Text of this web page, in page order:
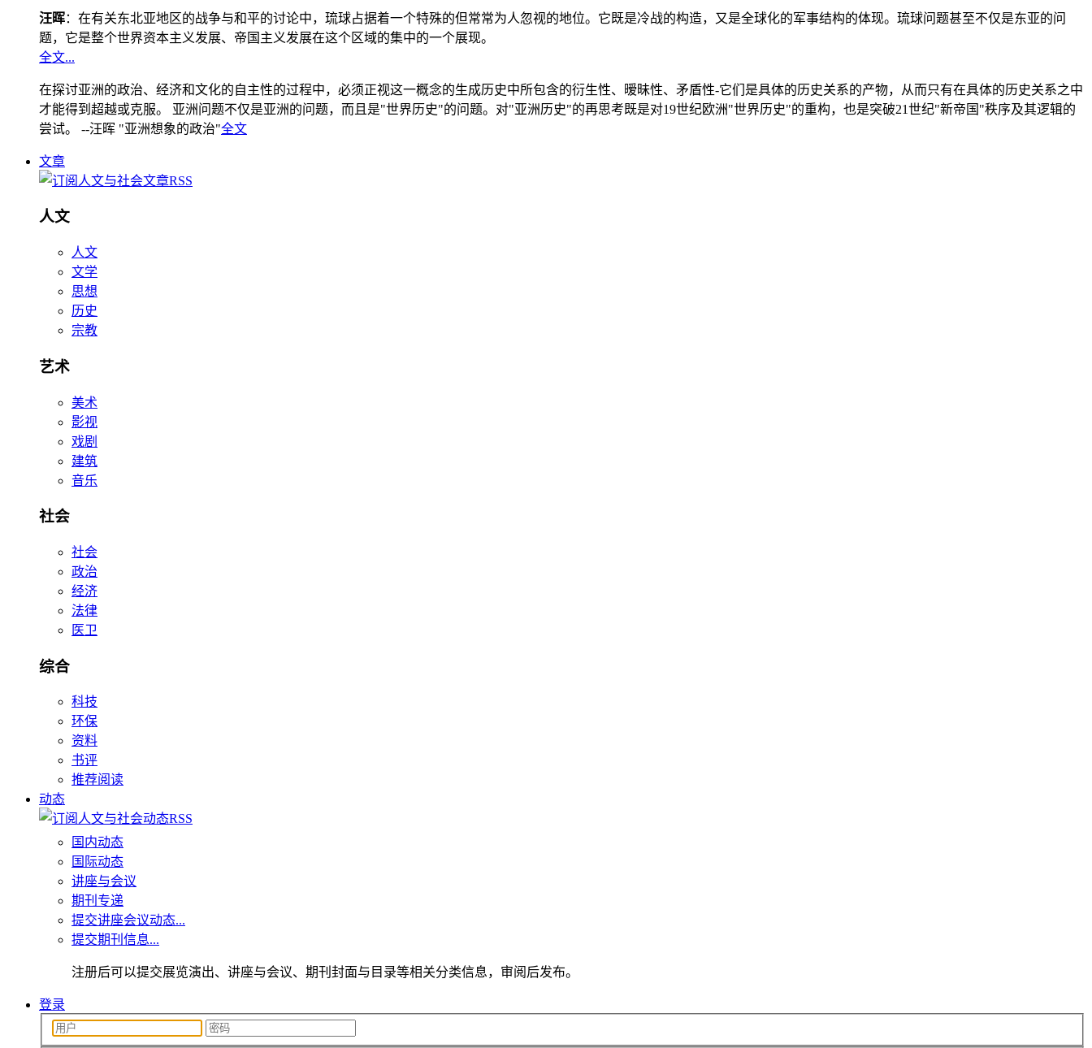
汪晖：在有关东北亚地区的战争与和平的讨论中，琉球占据着一个特殊的但常常为人忽视的地位。它既是冷战的构造，又是全球化的军事结构的体现。琉球问题甚至不仅是东亚的问
题，它是整个世界资本主义发展、帝国主义发展在这个区域的集中的一个展现。
全文...
在探讨亚洲的政治、经济和文化的自主性的过程中，必须正视这一概念的生成历史中所包含的衍生性、暧昧性、矛盾性-它们是具体的历史关系的产物，从而只有在具体的历史关系之中
才能得到超越或克服。 亚洲问题不仅是亚洲的问题，而且是"世界历史"的问题。对"亚洲历史"的再思考既是对19世纪欧洲"世界历史"的重构，也是突破21世纪"新帝国"秩序及其逻辑的
尝试。 --汪晖 "亚洲想象的政治"全文
文章
人文
人文
文学
思想
历史
宗教
艺术
美术
影视
戏剧
建筑
音乐
社会
社会
政治
经济
法律
医卫
综合
科技
环保
资料
书评
推荐阅读
动态
国内动态
国际动态
讲座与会议
期刊专递
提交讲座会议动态...
提交期刊信息...
注册后可以提交展览演出、讲座与会议、期刊封面与目录等相关分类信息，审阅后发布。
登录